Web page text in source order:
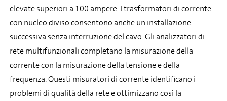
elevate superiori a 100 ampere. I trasformatori di corrente
con nucleo diviso consentono anche un'installazione
successiva senza interruzione del cavo. Gli analizzatori di
rete multifunzionali completano la misurazione della
corrente con la misurazione della tensione e della
frequenza. Questi misuratori di corrente identificano i
problemi di qualità della rete e ottimizzano così la